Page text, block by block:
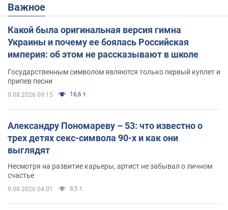
Важное
Какой была оригинальная версия гимна
Украины и почему ее боялась Российская
империя: об этом не рассказывают в школе
Государственным символом являются только первый куплет и
припев песни
9.08.2026 09:15 16,6 т.
Александру Пономареву – 53: что известно о
трех детях секс-символа 90-х и как они
выглядят
Несмотря на развитие карьеры, артист не забывал о личном
счастье
9.08.2026 04:01 8,5 т.